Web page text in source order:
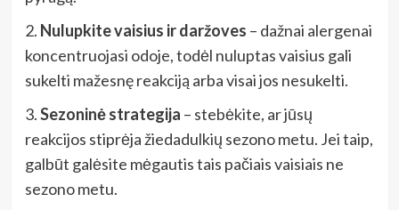
2. Nulupkite vaisius ir daržoves – dažnai alergenai
koncentruojasi odoje, todėl nuluptas vaisius gali
sukelti mažesnę reakciją arba visai jos nesukelti.
3.Sezoninė strategija – stebėkite, ar jūsų
reakcijos stiprėja žiedadulkių sezono metu. Jei taip,
galbūt galėsite mėgautis tais pačiais vaisiais ne
sezono metu.